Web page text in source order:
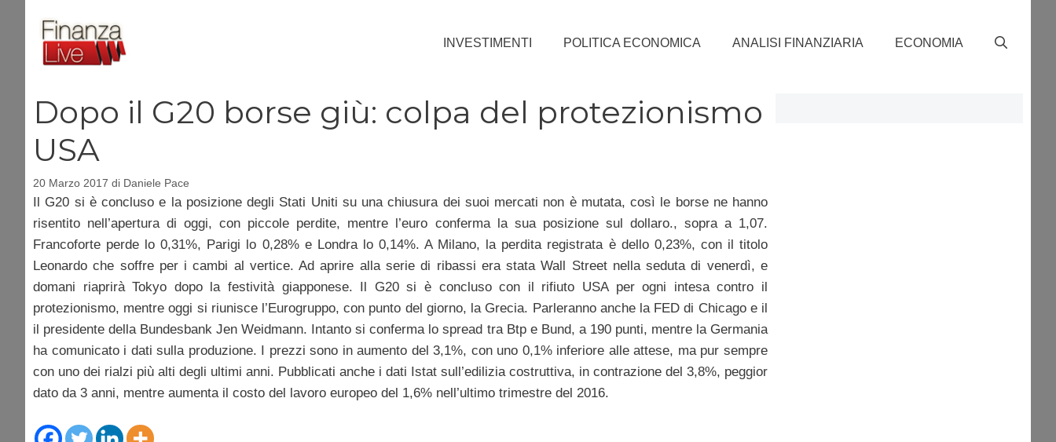
contenuto
INVESTIMENTI POLITICA ECONOMICA ANALISI FINANZIARIA ECONOMIA
Dopo il G20 borse giù: colpa del protezionismo
USA
20 Marzo 2017 di Daniele Pace
Il G20 si è concluso e la posizione degli Stati Uniti su una chiusura dei suoi mercati non è mutata, così le borse ne hanno
risentito nell’apertura di oggi, con piccole perdite, mentre l’euro conferma la sua posizione sul dollaro., sopra a 1,07.
Francoforte perde lo 0,31%, Parigi lo 0,28% e Londra lo 0,14%. A Milano, la perdita registrata è dello 0,23%, con il titolo
Leonardo che soffre per i cambi al vertice. Ad aprire alla serie di ribassi era stata Wall Street nella seduta di venerdì, e
domani riaprirà Tokyo dopo la festività giapponese. Il G20 si è concluso con il rifiuto USA per ogni intesa contro il
protezionismo, mentre oggi si riunisce l’Eurogruppo, con punto del giorno, la Grecia. Parleranno anche la FED di Chicago e il
il presidente della Bundesbank Jen Weidmann. Intanto si conferma lo spread tra Btp e Bund, a 190 punti, mentre la Germania
ha comunicato i dati sulla produzione. I prezzi sono in aumento del 3,1%, con uno 0,1% inferiore alle attese, ma pur sempre
con uno dei rialzi più alti degli ultimi anni. Pubblicati anche i dati Istat sull’edilizia costruttiva, in contrazione del 3,8%, peggior
dato da 3 anni, mentre aumenta il costo del lavoro europeo del 1,6% nell’ultimo trimestre del 2016.